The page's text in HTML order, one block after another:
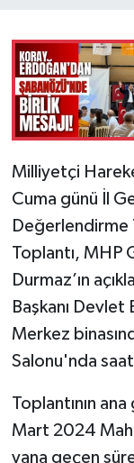
Milliyetçi
Cuma günü İl
Değerlendirme
Toplantı, MHP
Durmaz’ın
Başkanı Devlet
Merkez
Salonu'nda
Toplantının
Mart 2024
yana geçen